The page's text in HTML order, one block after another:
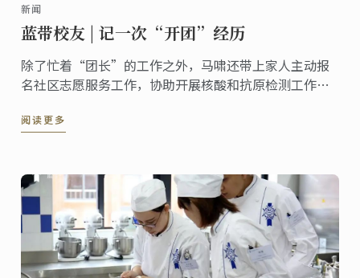
新闻
蓝带校友 | 记一次“开团”经历
除了忙着“团长”的工作之外，马啸还带上家人主动报
名社区志愿服务工作，协助开展核酸和抗原检测工作，
下，自己也会努力将每一份志愿工作做细致，做到实
阅读更多